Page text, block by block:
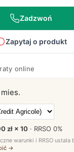
Zadzwoń
Zapytaj o produkt
online
zł × 10 · RRSO 0%
warunki i RRSO ustala
→